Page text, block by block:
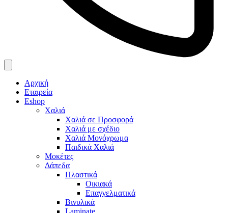
Αρχική
Εταιρεία
Eshop
Χαλιά
Χαλιά σε Προσφορά
Χαλιά με σχέδιο
Χαλιά Μονόχρωμα
Παιδικά Χαλιά
Μοκέτες
Δάπεδα
Πλαστικά
Οικιακά
Επαγγελματικά
Βινυλικά
Laminate